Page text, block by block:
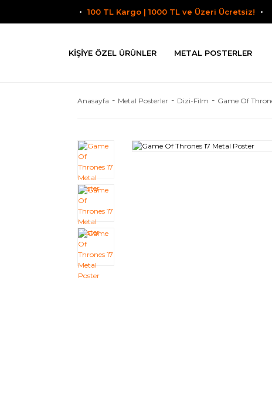
100 TL Kargo | 1000 TL ve Üzeri Ücretsiz!
KIŞIYE ÖZEL ÜRÜNLER METAL POSTERLER
Anasayfa Metal Posterler Dizi-Film Game Of